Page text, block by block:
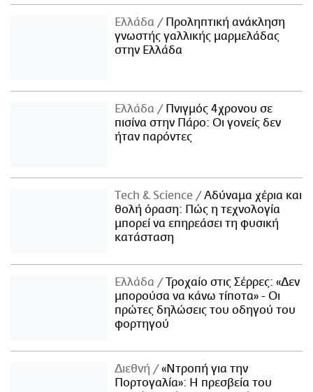
Ελλάδα
Προληπτική ανάκληση
γνωστής γαλλικής μαρμελάδας
στην Ελλάδα
Ελλάδα
Πνιγμός 4χρονου σε
πισίνα στην Πάρο: Οι γονείς δεν
ήταν παρόντες
Τech & Science
Αδύναμα χέρια και
θολή όραση: Πώς η τεχνολογία
μπορεί να επηρεάσει τη φυσική
κατάσταση
Ελλάδα
Τροχαίο στις Σέρρες: «Δεν
μπορούσα να κάνω τίποτα» - Οι
πρώτες δηλώσεις του οδηγού του
φορτηγού
Διεθνή
«Ντροπή για την
Πορτογαλία»: Η πρεσβεία του